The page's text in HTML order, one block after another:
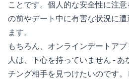
ことです。個人的な安全性に注
の前やデート中に有害な状況に
ます。
もちろん、オンラインデートア
人は、下心を持っていません -
チング相手を見つけたいのです